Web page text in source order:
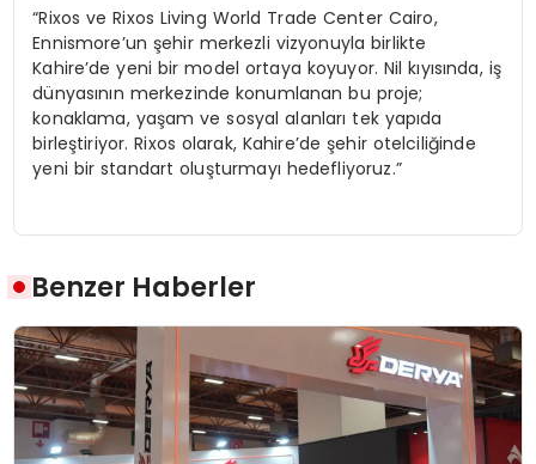
“Rixos ve Rixos Living World Trade Center Cairo,
Ennismore’un şehir merkezli vizyonuyla birlikte
Kahire’de yeni bir model ortaya koyuyor. Nil kıyısında, iş
dünyasının merkezinde konumlanan bu proje;
konaklama, yaşam ve sosyal alanları tek yapıda
birleştiriyor. Rixos olarak, Kahire’de şehir otelciliğinde
yeni bir standart oluşturmayı hedefliyoruz.”
Benzer Haberler